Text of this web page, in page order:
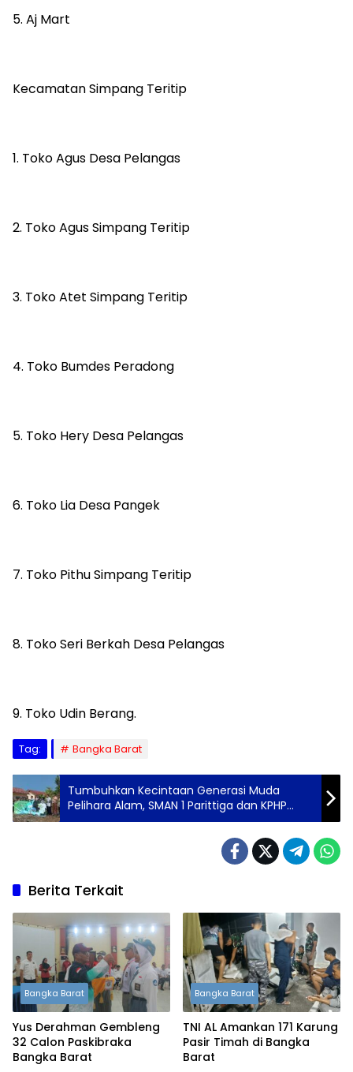
5. Aj Mart
Kecamatan Simpang Teritip
1. Toko Agus Desa Pelangas
2. Toko Agus Simpang Teritip
3. Toko Atet Simpang Teritip
4. Toko Bumdes Peradong
5. Toko Hery Desa Pelangas
6. Toko Lia Desa Pangek
7. Toko Pithu Simpang Teritip
8. Toko Seri Berkah Desa Pelangas
9. Toko Udin Berang.
Tag: Bangka Barat
Tumbuhkan Kecintaan Generasi Muda
Pelihara Alam, SMAN 1 Parittiga dan KPHP
Tanam 270 Ponton Berbuah
Berita Terkait
Bangka Barat
Yus Derahman Gembleng
32 Calon Paskibraka
Bangka Barat
Bangka Barat
TNI AL Amankan 171 Karung
Pasir Timah di Bangka
Barat